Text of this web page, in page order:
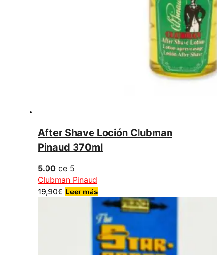
After Shave Loción Clubman
Pinaud 370ml
5.00 de 5
Clubman Pinaud
19,90€ Leer más